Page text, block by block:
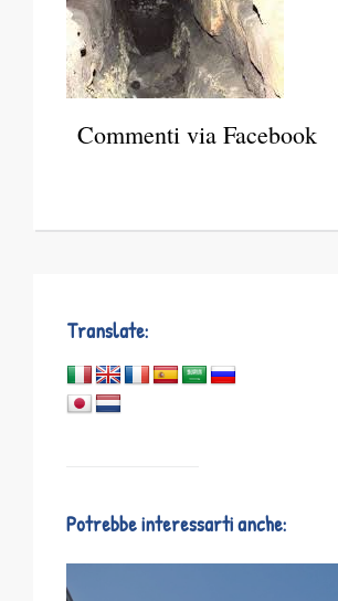
Commenti via Facebook
Translate:
Potrebbe interessarti anche: